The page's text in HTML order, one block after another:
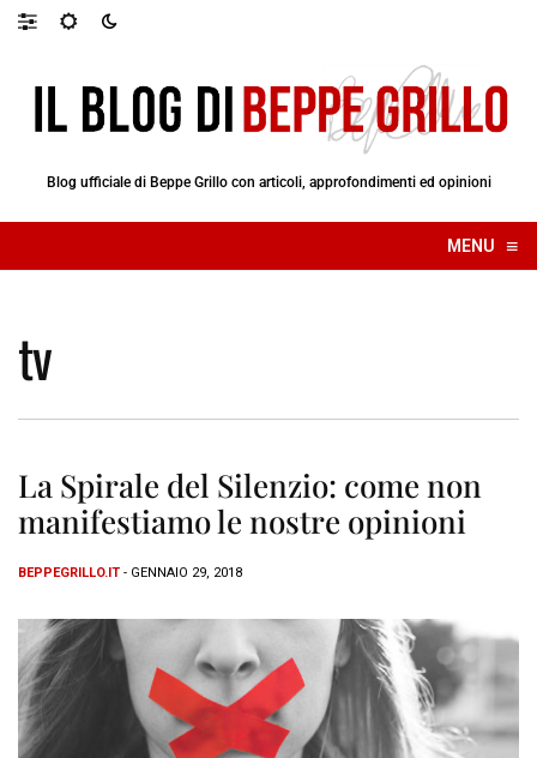
Blog ufficiale di Beppe Grillo con articoli, approfondimenti ed opinioni
MENU ≡
☰
tv
La Spirale del Silenzio: come non
manifestiamo le nostre opinioni
BEPPEGRILLO.IT - GENNAIO 29, 2018